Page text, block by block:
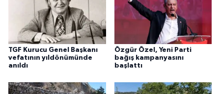
TGF Kurucu Genel Başkanı
vefatının yıldönümünde
anıldı
Özgür Özel, Yeni Parti
bağış kampanyasını
başlattı